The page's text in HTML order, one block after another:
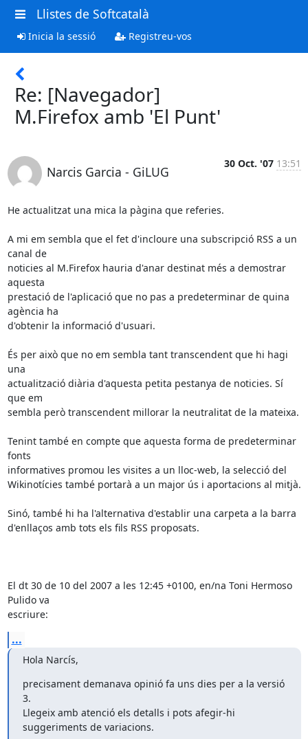
Llistes de Softcatalà
Inicia la sessió Registreu-vos
Re: [Navegador]
M.Firefox amb 'El Punt'
Narcis Garcia - GiLUG
30 Oct. '07 13:51
He actualitzat una mica la pàgina que referies.
A mi em sembla que el fet d'incloure una subscripció RSS a un
canal de
noticies al M.Firefox hauria d'anar destinat més a demostrar
aquesta
prestació de l'aplicació que no pas a predeterminar de quina
agència ha
d'obtenir la informació d'usuari.
És per això que no em sembla tant transcendent que hi hagi
una
actualització diària d'aquesta petita pestanya de noticies. Sí
que em
sembla però transcendent millorar la neutralitat de la mateixa.
Tenint també en compte que aquesta forma de predeterminar
fonts
informatives promou les visites a un lloc-web, la selecció del
Wikinotícies també portarà a un major ús i aportacions al mitjà.
Sinó, també hi ha l'alternativa d'establir una carpeta a la barra
d'enllaços amb tots els fils RSS proposats.
El dt 30 de 10 del 2007 a les 12:45 +0100, en/na Toni Hermoso
Pulido va
escriure:
...
Hola Narcís,
precisament demanava opinió fa uns dies per a la versió
3.
Llegeix amb atenció els detalls i pots afegir-hi
suggeriments de variacions.